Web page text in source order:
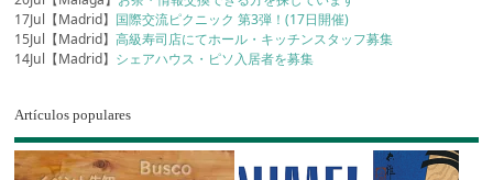
17Jul【Madrid】 国際交流ピクニック 第3弾！(17日開催)
15Jul【Madrid】高級寿司店にてホール・キッチンスタッフ募集
14Jul【Madrid】 シェアハウス・ピソ入居者を募集
Artículos populares